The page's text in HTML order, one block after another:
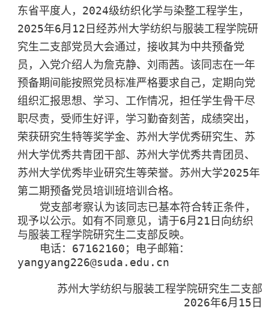
东省平度人， 2024级纺织化学与染整工程学生，
2025年6月 12 日经苏州大学纺织与服装工程学院研
究生二支部党员大会通过，接收其为中共预备党
员，入党介绍人为詹克静、刘雨茜。该同志在一年
预备期间能按照党员标准严格要求自己，定期向党
组织汇报思想、学习、工作情况，担任学生骨干尽
职尽责，受师生好评，学习勤奋刻苦，成绩突出，
荣获研究生特等奖学金、苏州大学优秀研究生、苏
州大学优秀共青团干部、苏州大学优秀共青团员、
苏州大学优秀毕业研究生等荣誉。苏州大学2025年
第二期预备党员培训班培训合格。
党支部考察认为该同志已基本符合转正条件，
现予以公示。如有不同意见，请于6月 21 日向纺织
与服装工程学院研究生二支部反映。
电话： 67162160；电子邮箱：
yangyang226@suda.edu.cn
苏州大学纺织与服装工程学院研究生二支部
2026年6月 15 日